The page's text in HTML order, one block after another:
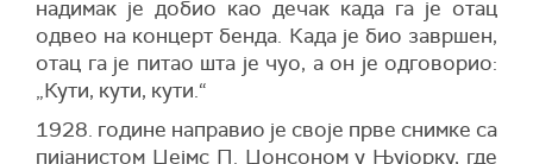
надимак је добио као дечак када га је отац
одвео на концерт бенда. Када је био завршен,
отац га је питао шта је чуо, а он је одговорио:
„Кути, кути, кути.“
1928. године направио је своје прве снимке са
пијанистом Џејмс П. Џонсоном у Њујорку, где